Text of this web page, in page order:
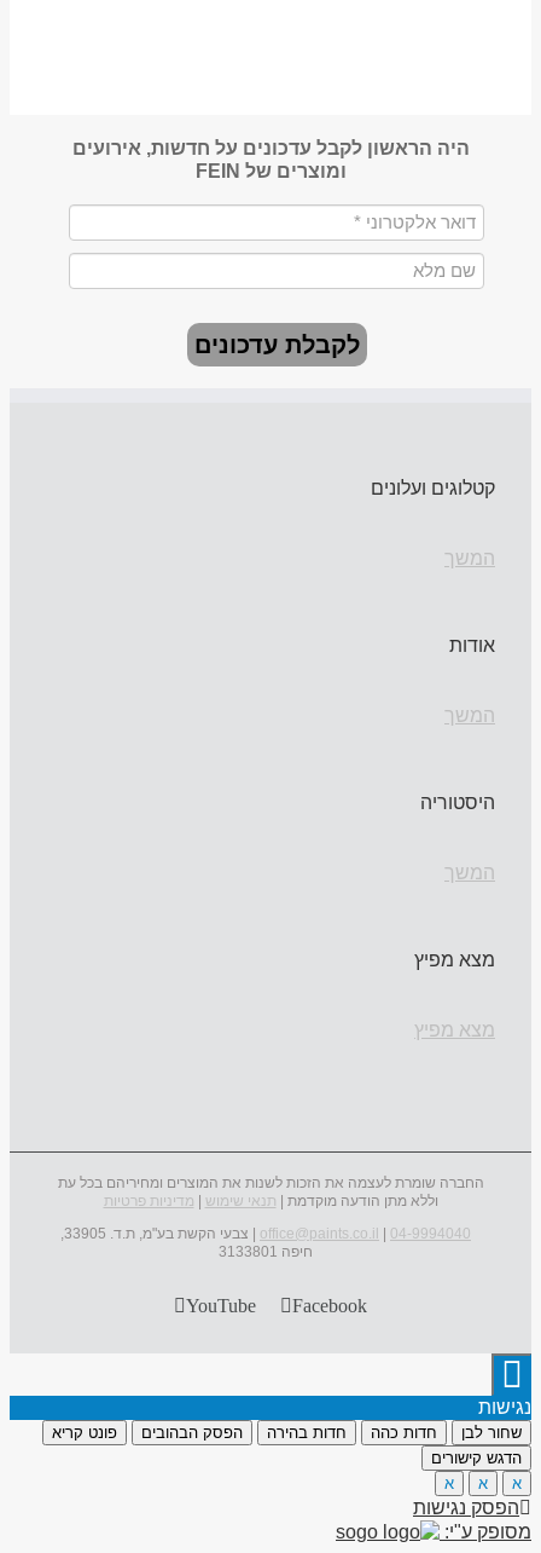
היה הראשון לקבל עדכונים על חדשות, אירועים
ומוצרים של FEIN
לקבלת עדכונים
קטלוגים ועלונים
המשך
אודות
המשך
היסטוריה
המשך
מצא מפיץ
מצא מפיץ
החברה שומרת לעצמה את הזכות לשנות את המוצרים ומחיריהם בכל עת
וללא מתן הודעה מוקדמת | תנאי שימוש
מדיניות פרטיות
04-9994040
office@paints.co.il
| צבעי הקשת בע"מ, ת.ד. 33905,
חיפה 3133801
Facebook
YouTube
נגישות
שחור לבן חדות כהה חדות בהירה הפסק הבהובים
פונט קריא
הדגש קישורים
א
א א
הפסק נגישות
מסופק ע"י: